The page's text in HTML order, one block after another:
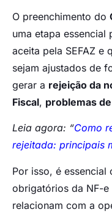
O preenchimento do
uma etapa essencial
aceita pela SEFAZ e
sejam ajustados de
gerar a rejeição da
Fiscal, problemas
Leia agora: “Como
rejeitada: principais
Por isso, é
obrigatórios da NF-e
relacionam com a